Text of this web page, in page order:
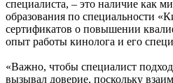
специалиста, – это наличие как
образования по специальности
сертификатов о повышении
опыт работы кинолога и его
«Важно, чтобы специалист
вызывал доверие, поскольку